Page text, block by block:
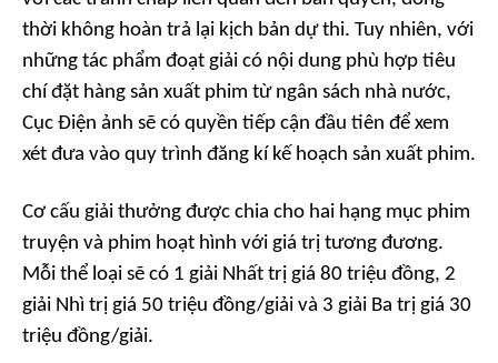
thời không hoàn trả lại kịch bản dự thi. Tuy nhiên, với
những tác phẩm đoạt giải có nội dung phù hợp tiêu
chí đặt hàng sản xuất phim từ ngân sách nhà nước,
Cục Điện ảnh sẽ có quyền tiếp cận đầu tiên để xem
xét đưa vào quy trình đăng kí kế hoạch sản xuất phim.
Cơ cấu giải thưởng được chia cho hai hạng mục phim
truyện và phim hoạt hình với giá trị tương đương.
Mỗi thể loại sẽ có 1 giải Nhất trị giá 80 triệu đồng, 2
giải Nhì trị giá 50 triệu đồng/giải và 3 giải Ba trị giá 30
triệu đồng/giải.